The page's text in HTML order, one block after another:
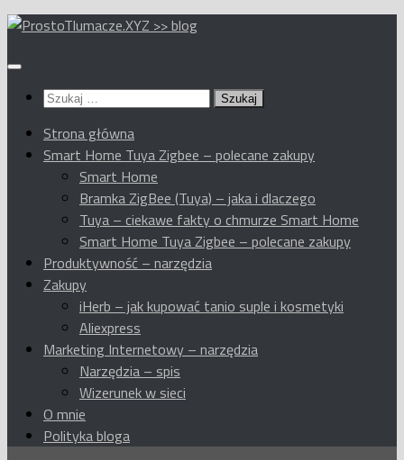
Przeskocz
treści
Szukaj:
Strona główna
Smart Home Tuya Zigbee – polecane zakupy
Smart Home
Bramka ZigBee (Tuya) – jaka i dlaczego
Tuya – ciekawe fakty o chmurze Smart Home
Smart Home Tuya Zigbee – polecane zakupy
Produktywność – narzędzia
Zakupy
iHerb – jak kupować tanio suple i kosmetyki
Aliexpress
Marketing Internetowy – narzędzia
Narzędzia – spis
Wizerunek w sieci
O mnie
Polityka bloga